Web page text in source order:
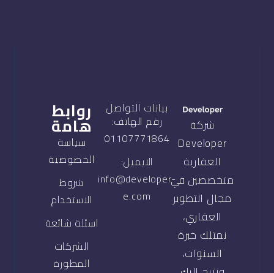
شركة
Developer
العقارية
متخصصين في
مجال التطوير
العقاري،
نمتلك خبرة
السنوات،
بيانات التواصل
رقم الهاتف:
01107771864
الايميل:
info@developer-
e.com
روابط
هامة
سياسة
الخصوصية
شروط
الاستخدام
اسئلة شائعة
الشركات
المطورة